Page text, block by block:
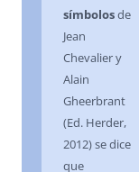
símbolosde
Jean
Chevalier y
Alain
Gheerbrant
(Ed. Herder,
2012) se dice
que